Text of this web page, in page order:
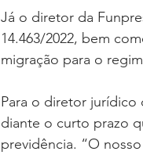
Já o diretor da
14.463/2022, bem
migração para o
Para o diretor jurídico
diante o curto prazo
previdência. “O